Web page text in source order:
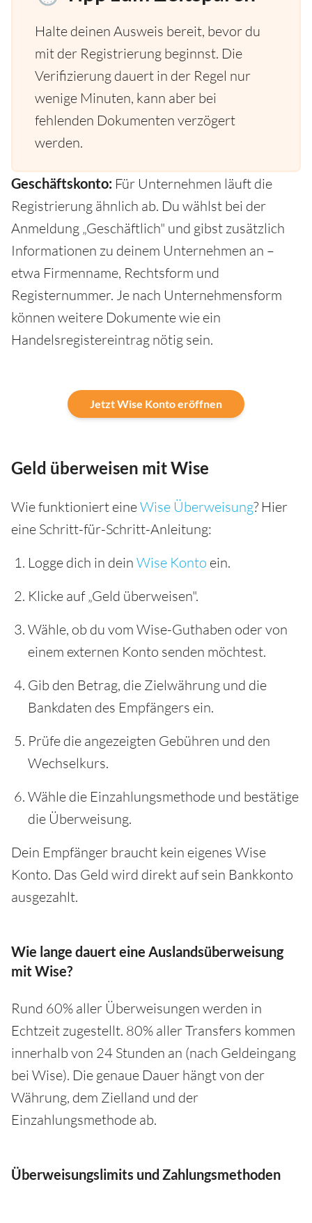
Halte deinen Ausweis bereit, bevor du
mit der Registrierung beginnst. Die
Verifizierung dauert in der Regel nur
wenige Minuten, kann aber bei
fehlenden Dokumenten verzögert
werden.
Geschäftskonto: Für Unternehmen läuft die
Registrierung ähnlich ab. Du wählst bei der
Anmeldung „Geschäftlich" und gibst zusätzlich
Informationen zu deinem Unternehmen an –
etwa Firmenname, Rechtsform und
Registernummer. Je nach Unternehmensform
können weitere Dokumente wie ein
Handelsregistereintrag nötig sein.
Jetzt Wise Konto eröffnen
Geld überweisen mit Wise
Wie funktioniert eineWise Überweisung? Hier
eine Schritt-für-Schritt-Anleitung:
Logge dich in dein Wise Konto ein.
Klicke auf „Geld überweisen".
Wähle, ob du vom Wise-Guthaben oder von
einem externen Konto senden möchtest.
Gib den Betrag, die Zielwährung und die
Bankdaten des Empfängers ein.
Prüfe die angezeigten Gebühren und den
Wechselkurs.
Wähle die Einzahlungsmethode und bestätige
die Überweisung.
Dein Empfänger braucht kein eigenes Wise
Konto. Das Geld wird direkt auf sein Bankkonto
ausgezahlt.
Wie lange dauert eine Auslandsüberweisung
mit Wise?
Rund 60% aller Überweisungen werden in
Echtzeit zugestellt. 80% aller Transfers kommen
innerhalb von 24 Stunden an (nach Geldeingang
bei Wise). Die genaue Dauer hängt von der
Währung, dem Zielland und der
Einzahlungsmethode ab.
Überweisungslimits und Zahlungsmethoden